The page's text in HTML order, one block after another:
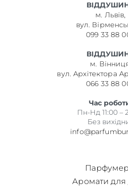
м. Львів,
вул.
099 33 88
м.
вул. Архітектора
066 33 88
Час
Пн-Нд 11:00 –
Без
Аромати